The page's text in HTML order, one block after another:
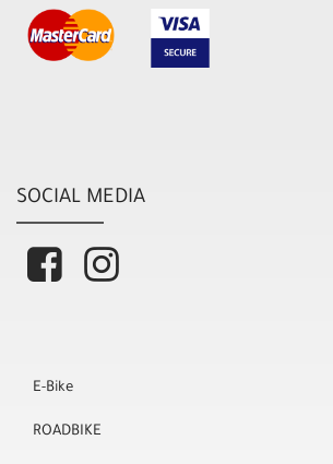
SOCIAL MEDIA
E-Bike
ROADBIKE